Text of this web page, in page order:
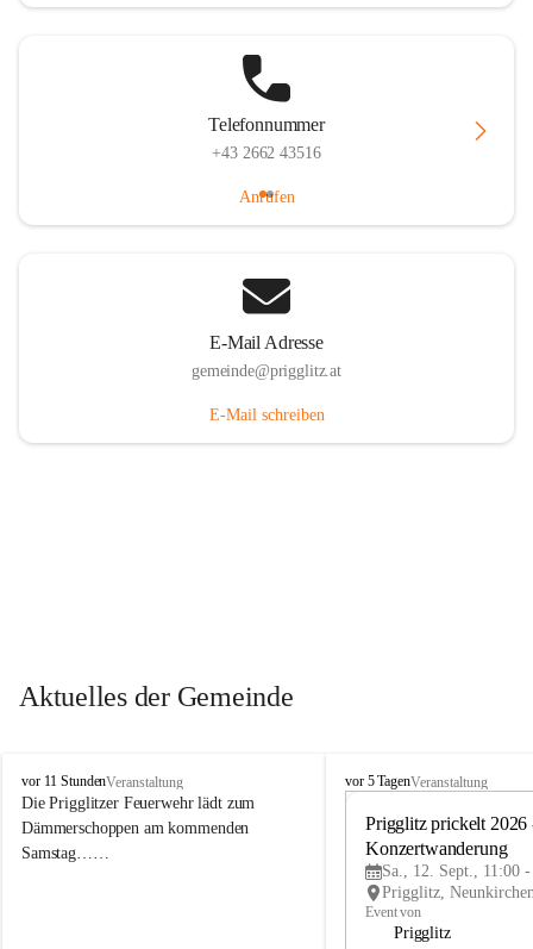
Telefonnummer
+43 2662 43516
Anrufen
E-Mail Adresse
gemeinde@prigglitz.at
E-Mail schreiben
Aktuelles der Gemeinde
P
r
i
g
vor 11 StundenVeranstaltung
Die Prigglitzer Feuerwehr lädt zum
Dämmerschoppen am kommenden
Samstag……
P
vor 5 TagenVeranstaltung
Prigglitz prickelt 2026
Konzertwanderung
Sa., 12. Sept., 11:00
Event von
Prigglitz